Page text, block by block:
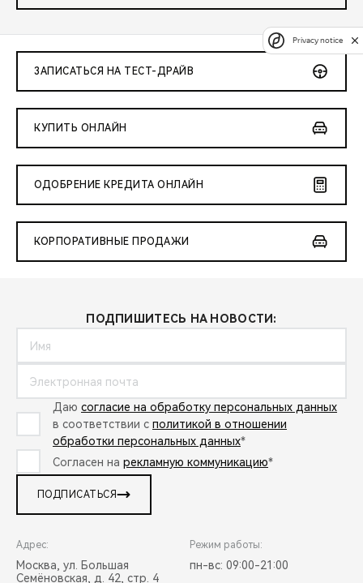
ЗАПИСАТЬСЯ НА ТЕСТ-ДРАЙВ
КУПИТЬ ОНЛАЙН
ОДОБРЕНИЕ КРЕДИТА ОНЛАЙН
КОРПОРАТИВНЫЕ ПРОДАЖИ
ПОДПИШИТЕСЬ НА НОВОСТИ:
Даю согласие на обработку персональных данных
в соответствии с политикой в отношении
обработки персональных данных*
Согласен на рекламную коммуникацию*
ПОДПИСАТЬСЯ
Адрес:
Москва, ул. Большая
Семёновская, д. 42, стр. 4
Режим работы:
пн-вс: 09:00-21:00
Privacy notice